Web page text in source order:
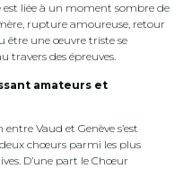
est liée à un moment sombre de
rupture amoureuse, retour
être une œuvre triste se
travers des épreuves.
amateurs et
Vaud et Genève s’est
deux chœurs parmi les plus
D’une part le Chœur